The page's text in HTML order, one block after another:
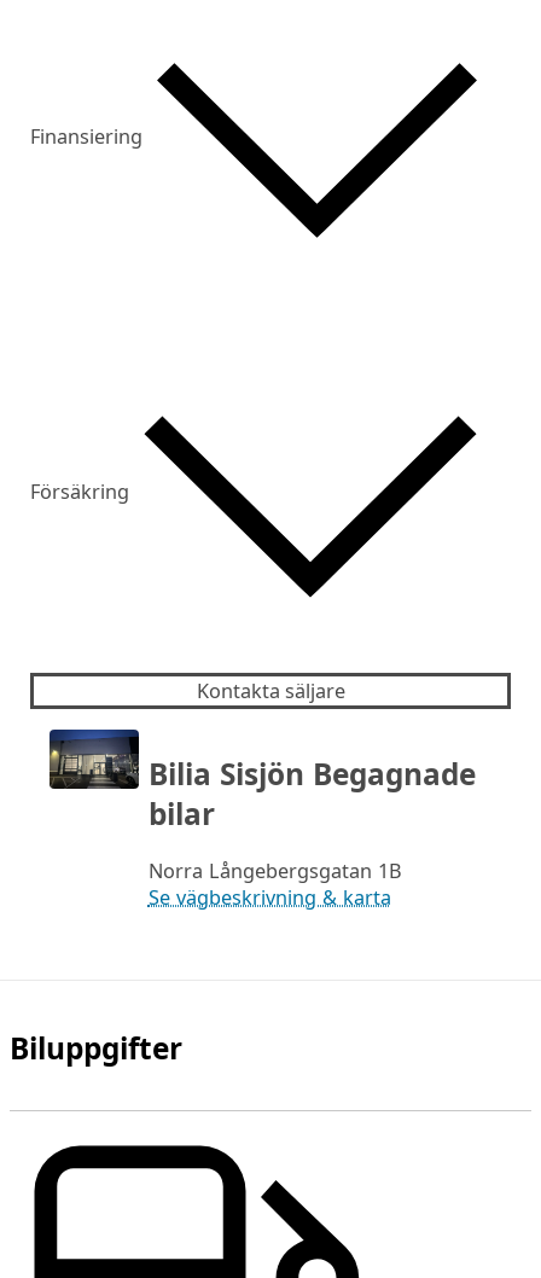
Finansiering
Försäkring
Kontakta säljare
Bilia Sisjön Begagnade
bilar
Norra Långebergsgatan 1B
Se vägbeskrivning & karta
Biluppgifter